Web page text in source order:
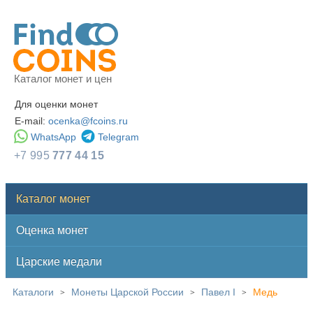
Каталог монет и цен
Для оценки монет
E-mail: ocenka@fcoins.ru
WhatsApp
Telegram
+7 995777 44 15
Каталог монет
Оценка монет
Царские медали
Каталоги > Монеты Царской России > Павел I > Медь